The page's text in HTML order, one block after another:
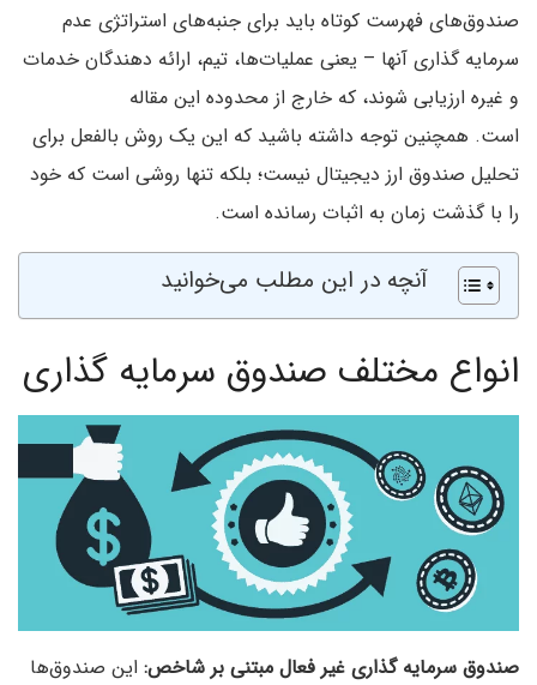
صندوق‌های فهرست کوتاه باید برای جنبه‌های استراتژی عدم
سرمایه گذاری آنها – یعنی عملیات‌ها، تیم، ارائه دهندگان خدمات
و غیره ارزیابی شوند، که خارج از محدوده این مقاله
است. همچنین توجه داشته باشید که این یک روش بالفعل برای
تحلیل صندوق ارز دیجیتال نیست؛ بلکه تنها روشی است که خود
را با گذشت زمان به اثبات رسانده است.
آنچه در این مطلب می‌خوانید
انواع مختلف صندوق سرمایه گذاری
صندوق سرمایه گذاری غیر فعال مبتنی بر شاخص: این صندوق‌ها